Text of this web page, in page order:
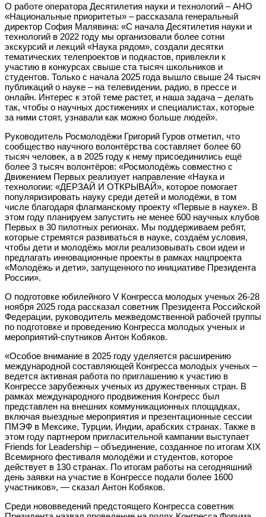
О работе оператора Десятилетия науки и технологий – АНО
«Национальные приоритеты» – рассказала генеральный
директор София Малявина: «С начала Десятилетия науки и
технологий в 2022 году мы организовали более сотни
экскурсий и лекций «Наука рядом», создали десятки
тематических телепроектов и подкастов, привлекли к
участию в конкурсах свыше ста тысяч школьников и
студентов. Только с начала 2025 года вышло свыше 24 тысяч
публикаций о науке – на телевидении, радио, в прессе и
онлайн. Интерес к этой теме растет, и наша задача – делать
так, чтобы о научных достижениях и специалистах, которые
за ними стоят, узнавали как можно больше людей».
Руководитель Росмолодёжи Григорий Гуров отметил, что
сообщество научного волонтёрства составляет более 60
тысяч человек, а в 2025 году к нему присоединились ещё
более 3 тысяч волонтёров: «Росмолодёжь совместно с
Движением Первых реализует направление «Наука и
технологии: «ДЕРЗАЙ И ОТКРЫВАЙ», которое помогает
популяризировать науку среди детей и молодёжи, в том
числе благодаря флагманскому проекту «Первые в науке». В
этом году планируем запустить не менее 600 научных клубов
Первых в 30 пилотных регионах. Мы поддерживаем ребят,
которые стремятся развиваться в науке, создаём условия,
чтобы дети и молодёжь могли реализовывать свои идеи и
предлагать инновационные проекты в рамках нацпроекта
«Молодёжь и дети», запущенного по инициативе Президента
России».
О подготовке юбилейного V Конгресса молодых ученых 26-28
ноября 2025 года рассказал советник Президента Российской
Федерации, руководитель межведомственной рабочей группы
по подготовке и проведению Конгресса молодых ученых и
мероприятий-спутников Антон Кобяков.
«Особое внимание в 2025 году уделяется расширению
международной составляющей Конгресса молодых ученых –
ведется активная работа по приглашению к участию в
Конгрессе зарубежных ученых из дружественных стран. В
рамках международного продвижения Конгресс был
представлен на внешних коммуникационных площадках,
включая выездные мероприятия и презентационные сессии
ПМЭФ в Мексике, Турции, Индии, арабских странах. Также в
этом году партнером пригласительной кампании выступает
Friends for Leadership – объединение, созданное по итогам XIX
Всемирного фестиваля молодёжи и студентов, которое
действует в 130 странах. По итогам работы на сегодняшний
день заявки на участие в Конгрессе подали более 1600
участников», — сказал Антон Кобяков.
Среди нововведений предстоящего Конгресса советник